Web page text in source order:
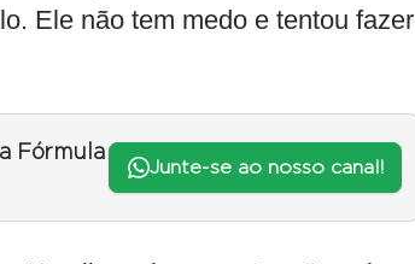
Ele não tem medo e tentou fazer
Fórmula
Junte-se ao nosso canal!